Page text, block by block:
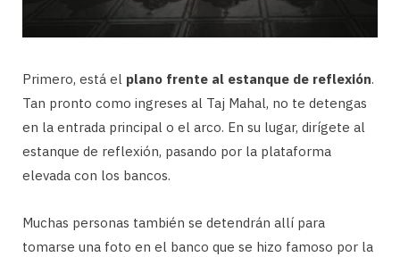
Primero, está el plano frente al estanque de reflexión.
Tan pronto como ingreses al Taj Mahal, no te detengas
en la entrada principal o el arco. En su lugar, dirígete al
estanque de reflexión, pasando por la plataforma
elevada con los bancos.
Muchas personas también se detendrán allí para
tomarse una foto en el banco que se hizo famoso por la